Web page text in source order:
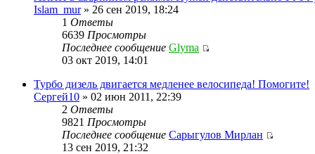
Islam_mur» 26 сен 2019, 18:24
1 Ответы
6639 Просмотры
Последнее сообщение Glyma
03 окт 2019, 14:01
Турбо дизель двигается медленее велосипеда! Помогите!
Сергей10 » 02 июн 2011, 22:39
2 Ответы
9821 Просмотры
Последнее сообщение Сарыгулов Мирлан
13 сен 2019, 21:32